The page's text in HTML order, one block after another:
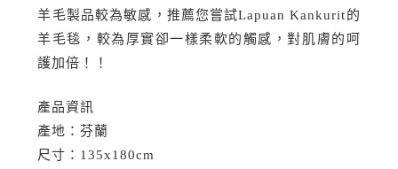
羊毛製品較為敏感，推薦您嘗試Lapuan Kankurit的
羊毛毯，較為厚實卻一樣柔軟的觸感，對肌膚的呵
護加倍！！
產品資訊
產地：芬蘭
尺寸：135x180cm